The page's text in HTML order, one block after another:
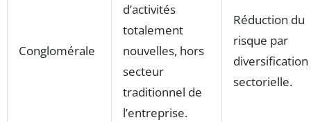
Conglomérale
d’activités
totalement
nouvelles, hors
secteur
traditionnel de
l’entreprise.
Réduction du
risque par
diversification
sectorielle.